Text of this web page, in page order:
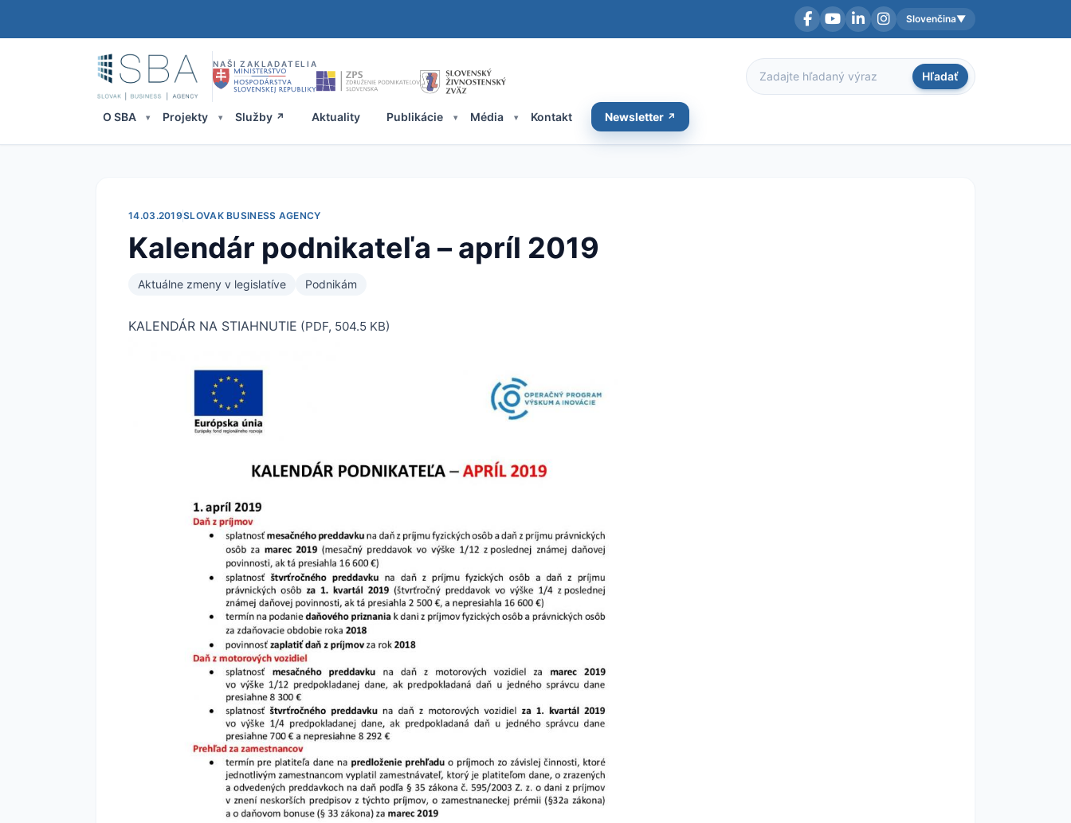
FacebookYouTubeLinkedInInstagramAktuálny jazyk:
Slovenčina▼
NAŠI ZAKLADATELIA
Hľadať
Hľadať
O SBA Projekty Služby Aktuality Publikácie Média Kontakt Newsletter
14.03.2019SLOVAK BUSINESS AGENCY
Kalendár podnikateľa – apríl 2019
Aktuálne zmeny v legislatíve Podnikám
KALENDÁR NA STIAHNUTIE (PDF, 504.5 KB)